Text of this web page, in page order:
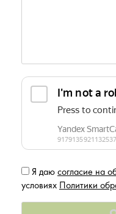
Я даю согласие на
условиях Политики